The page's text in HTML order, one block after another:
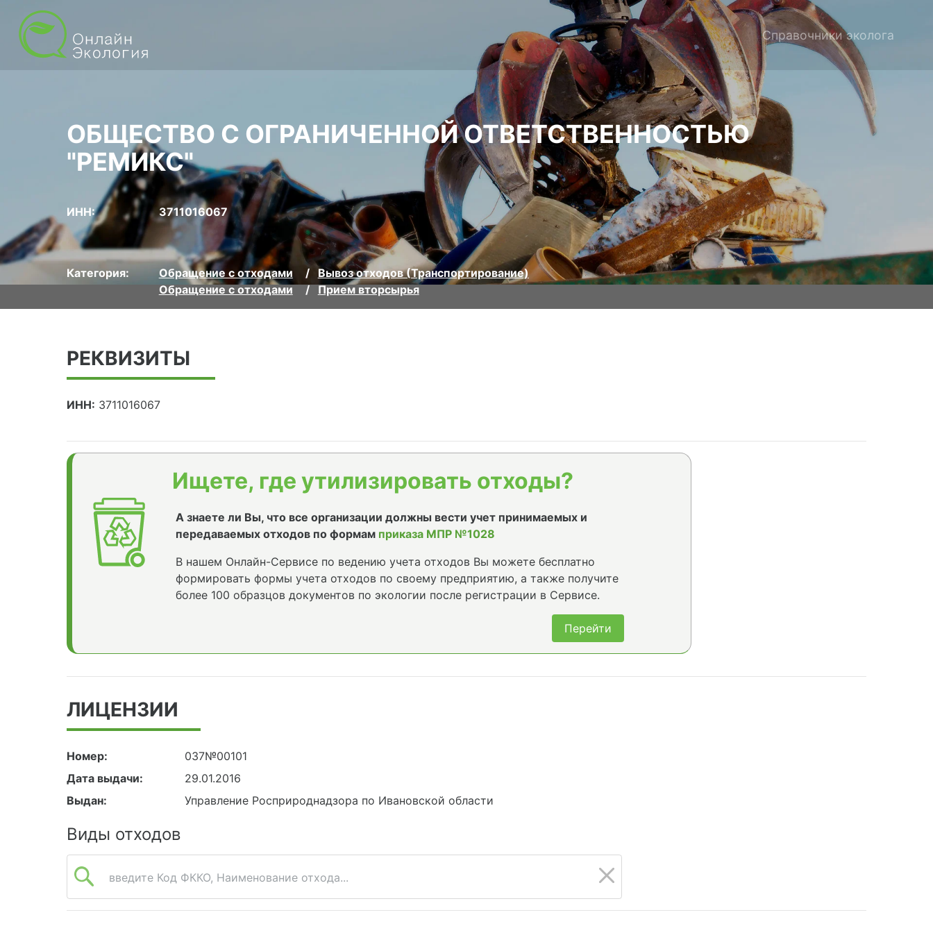
Справочники эколога
ОБЩЕСТВО С ОГРАНИЧЕННОЙ ОТВЕТСТВЕННОСТЬЮ
"РЕМИКС"
ИНН: 3711016067
Категория: Обращение с отходами
Вывоз отходов (Транспортирование)
Обращение с отходами
Прием вторсырья
РЕКВИЗИТЫ
ИНН: 3711016067
Ищете, где утилизировать отходы?
А знаете ли Вы, что все организации должны вести учет принимаемых и
передаваемых отходов по формам приказа МПР №1028
В нашем Онлайн-Сервисе по ведению учета отходов Вы можете бесплатно
формировать формы учета отходов по своему предприятию, а также получите
более 100 образцов документов по экологии после регистрации в Сервисе.
Перейти
ЛИЦЕНЗИИ
Номер:
037№00101
Дата выдачи:
29.01.2016
Выдан:
Управление Росприроднадзора по Ивановской области
Виды отходов
введите Код ФККО, Наименование отхода...